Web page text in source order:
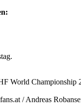
World Championship
/ Andreas